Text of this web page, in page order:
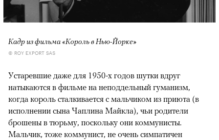
Кадр из фильма «Король в Нью-Йорке»
© ROY EXPORT SAS
Устаревшие даже для 1950-х годов шутки вдруг
натыкаются в фильме на неподдельный гуманизм,
когда король сталкивается с мальчиком из приюта (в
исполнении сына Чаплина Майкла), чьи родители
брошены в тюрьму, поскольку они коммунисты.
Мальчик, тоже коммунист, не очень симпатичен